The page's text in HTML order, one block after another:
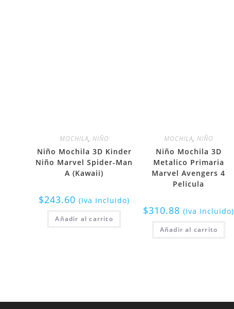
MOCHILA, NIÑO
Niño Mochila 3D Kinder
Niño Marvel Spider-Man
A (Kawaii)
$243.60 (Iva Incluido)
Añadir al carrito
MOCHILA, NIÑO
Niño Mochila 3D
Metalico Primaria
Marvel Avengers 4
Pelicula
$310.88 (Iva Incluido)
Añadir al carrito